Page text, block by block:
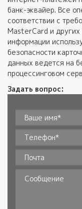
банк-эквайер. Все
соответствии с
MasterCard и
информации
безопасности
данных ведется на
процессинговом
Задать вопрос:
Ваше имя**
Телефон*
Почта